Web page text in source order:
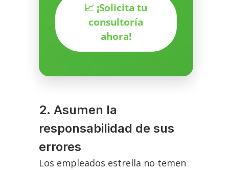
📈 ¡Solicita tu
consultoría
ahora!
2. Asumen la
responsabilidad de sus
errores
Los empleados estrella no temen